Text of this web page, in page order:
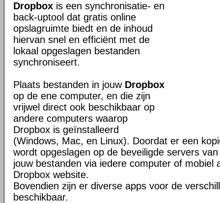
Dropbox is een synchronisatie- en
back-uptool dat gratis online
opslagruimte biedt en de inhoud
hiervan snel en efficiënt met de
lokaal opgeslagen bestanden
synchroniseert.
Plaats bestanden in jouw Dropbox
op de ene computer, en die zijn
vrijwel direct ook beschikbaar op
andere computers waarop
Dropbox is geïnstalleerd
(Windows, Mac, en Linux). Doordat er een
wordt opgeslagen op de beveiligde servers
jouw bestanden via iedere computer of mobiel
Dropbox website.
Bovendien zijn er diverse apps voor de
beschikbaar.